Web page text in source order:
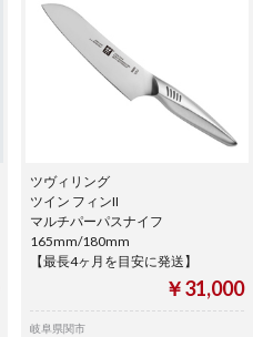
ツヴィリング
ツイン フィンII
マルチパーパスナイフ
165mm/180mm
【最長4ヶ月を目安に発送】
￥31,000
岐阜県関市